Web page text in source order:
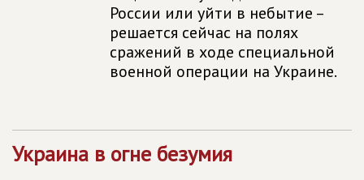
России или уйти в небытие –
решается сейчас на полях
сражений в ходе специальной
военной операции на Украине.
Украина в огне безумия